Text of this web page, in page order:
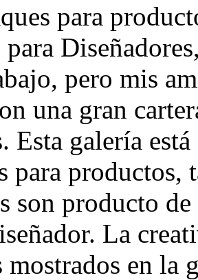
para
pero mis
una gran
Esta galería
para productos,
son producto
La
mostrados en la